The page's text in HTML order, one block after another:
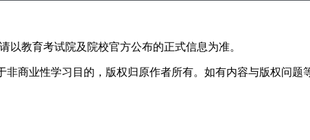
教育考试院及院校官方公布的正式信息为准。
商业性学习目的，版权归原作者所有。如有内容与版权问题